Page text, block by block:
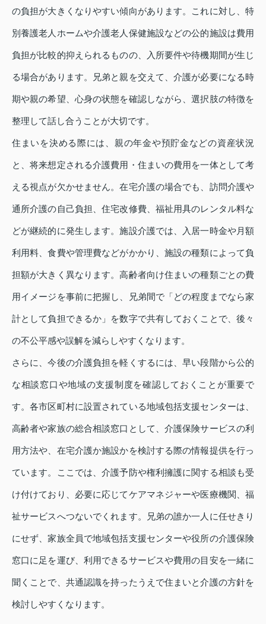
の負担が大きくなりやすい傾向があります。これに対し、特
別養護老人ホームや介護老人保健施設などの公的施設は費用
負担が比較的抑えられるものの、入所要件や待機期間が生じ
る場合があります。兄弟と親を交えて、介護が必要になる時
期や親の希望、心身の状態を確認しながら、選択肢の特徴を
整理して話し合うことが大切です。
住まいを決める際には、親の年金や預貯金などの資産状況
と、将来想定される介護費用・住まいの費用を一体として考
える視点が欠かせません。在宅介護の場合でも、訪問介護や
通所介護の自己負担、住宅改修費、福祉用具のレンタル料な
どが継続的に発生します。施設介護では、入居一時金や月額
利用料、食費や管理費などがかかり、施設の種類によって負
担額が大きく異なります。高齢者向け住まいの種類ごとの費
用イメージを事前に把握し、兄弟間で「どの程度までなら家
計として負担できるか」を数字で共有しておくことで、後々
の不公平感や誤解を減らしやすくなります。
さらに、今後の介護負担を軽くするには、早い段階から公的
な相談窓口や地域の支援制度を確認しておくことが重要で
す。各市区町村に設置されている地域包括支援センターは、
高齢者や家族の総合相談窓口として、介護保険サービスの利
用方法や、在宅介護か施設かを検討する際の情報提供を行っ
ています。ここでは、介護予防や権利擁護に関する相談も受
け付けており、必要に応じてケアマネジャーや医療機関、福
祉サービスへつないでくれます。兄弟の誰か一人に任せきり
にせず、家族全員で地域包括支援センターや役所の介護保険
窓口に足を運び、利用できるサービスや費用の目安を一緒に
聞くことで、共通認識を持ったうえで住まいと介護の方針を
検討しやすくなります。